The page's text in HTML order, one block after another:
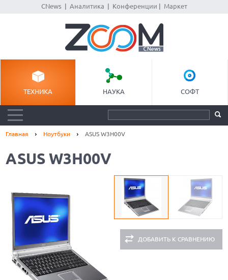
CNews| Аналитика Конференции Маркет
ТЕХНИКА НАУКА СОФТ
Главная Ноутбуки ASUS W3H00V
ASUS W3H00V
ДОБАВИТЬ К СРАВНЕНИЮ